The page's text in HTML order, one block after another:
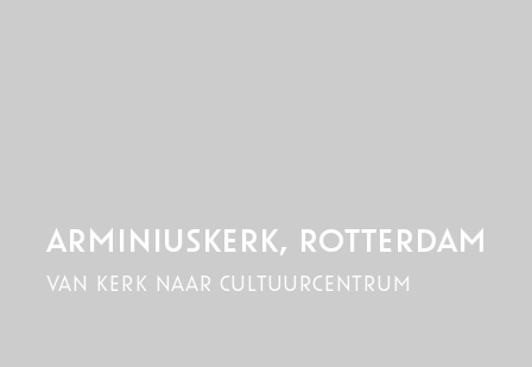
ARMINIUSKERK, ROTTERDAM
van kerk naar cultuurcentrum